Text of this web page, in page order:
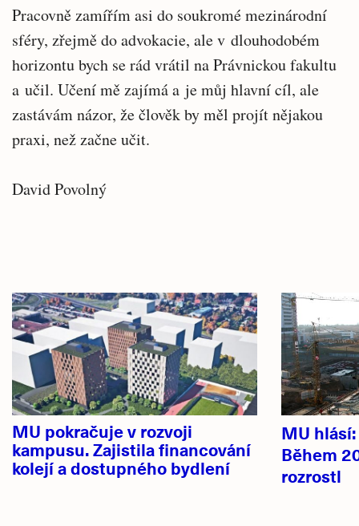
Pracovně zamířím asi do soukromé mezinárodní
sféry, zřejmě do advokacie, ale v dlouhodobém
horizontu bych se rád vrátil na Právnickou fakultu
a učil. Učení mě zajímá a je můj hlavní cíl, ale
zastávám názor, že člověk by měl projít nějakou
praxi, než začne učit.
David Povolný
články
Hlavní
novinky
MU pokračuje v rozvoji
kampusu. Zajistila financování
kolejí a dostupného bydlení
MU
Během
rozrostl